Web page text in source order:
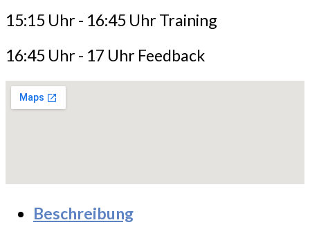
15:15 Uhr - 16:45 Uhr Training
16:45 Uhr - 17 Uhr Feedback
Beschreibung